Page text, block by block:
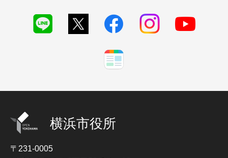
横浜市役所
〒231-0005